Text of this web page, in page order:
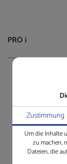
Zustimmung
Um die Inhalte
zu machen,
Dateien, die
PRO i